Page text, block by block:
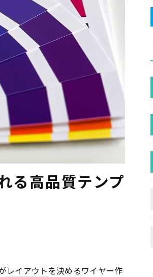
る高品質テンプ
レイアウトを決めるワイヤー作